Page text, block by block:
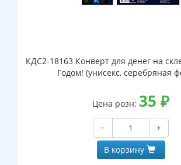
КДС2-18163 Конверт для денег на
Годом! (унисекс, серебряная
Цена розн: 35 ₽
−
+
В корзину